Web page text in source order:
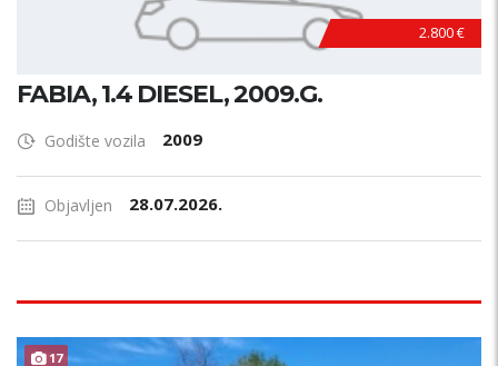
2.800 €
FABIA, 1.4 DIESEL, 2009.G.
Godište vozila 2009
Objavljen 28.07.2026.
17